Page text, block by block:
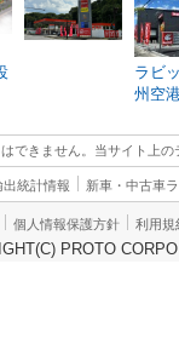
ラビ
州空
できません。当サイト上
出統計情報 新車・中古車
個人情報保護方針 利用規
PROTO